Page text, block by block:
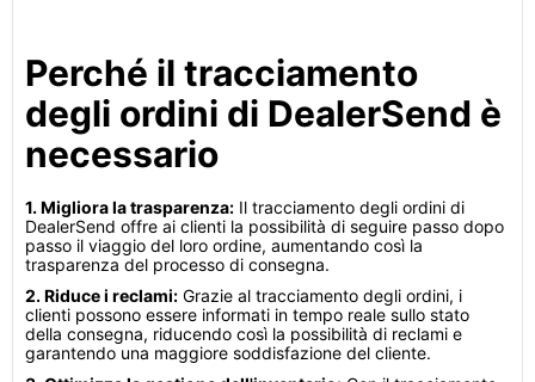
Perché il tracciamento
degli ordini di DealerSend è
necessario
1. Migliora la trasparenza: Il tracciamento degli ordini di
DealerSend offre ai clienti la possibilità di seguire passo dopo
passo il viaggio del loro ordine, aumentando così la
trasparenza del processo di consegna.
2. Riduce i reclami: Grazie al tracciamento degli ordini, i
clienti possono essere informati in tempo reale sullo stato
della consegna, riducendo così la possibilità di reclami e
garantendo una maggiore soddisfazione del cliente.